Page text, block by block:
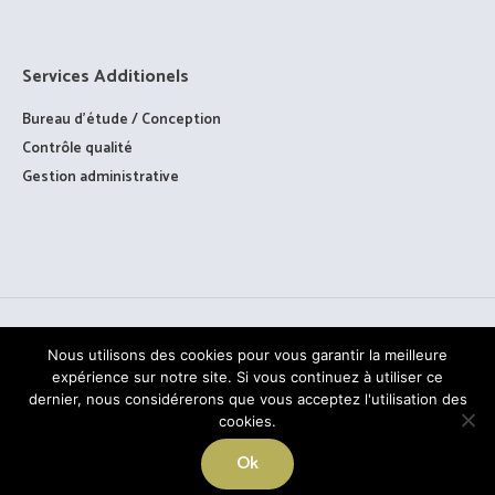
Services Additionels
Bureau d’étude / Conception
Contrôle qualité
Gestion administrative
TOUS DROITS RÉSERVÉS © PAAGE - 2020
Nous utilisons des cookies pour vous garantir la meilleure
expérience sur notre site. Si vous continuez à utiliser ce
dernier, nous considérerons que vous acceptez l'utilisation des
cookies.
Ok